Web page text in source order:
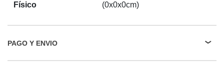
Físico (0x0x0cm)
PAGO Y ENVIO